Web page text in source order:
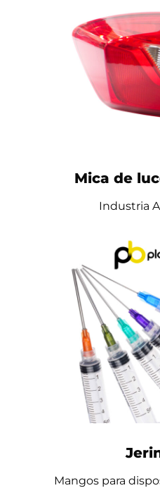
Mica de
Industria
Mangos para